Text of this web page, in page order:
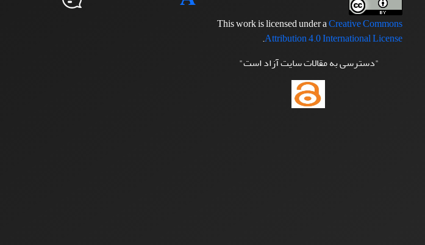
This work is licensed under aCreative Commons
Attribution 4.0 International License
.
"دسترسی به مقالات سایت آزاد است"